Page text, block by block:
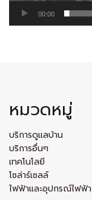
00:00
หมวดหมู่
บริการดูแลบ้าน
บริการอื่นๆ
เทคโนโลยี
โซล่าร์เซลล์
ไฟฟ้าและอุปกรณ์ไฟฟ้า